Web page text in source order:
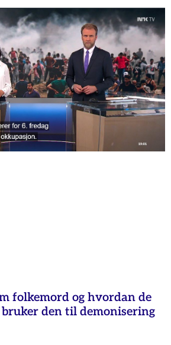
folkemord og hvordan de
den til demonisering